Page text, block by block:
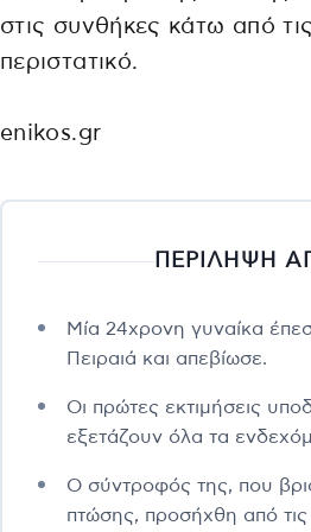
στις συνθήκες κάτω από
περιστατικό.
enikos.gr
ΠΕΡΙΛΗΨΗ
Μία 24χρονη γυναίκα
Πειραιά και απεβίωσε.
Οι πρώτες εκτιμήσεις
εξετάζουν όλα τα
Ο σύντροφός της, που
πτώσης, προσήχθη από